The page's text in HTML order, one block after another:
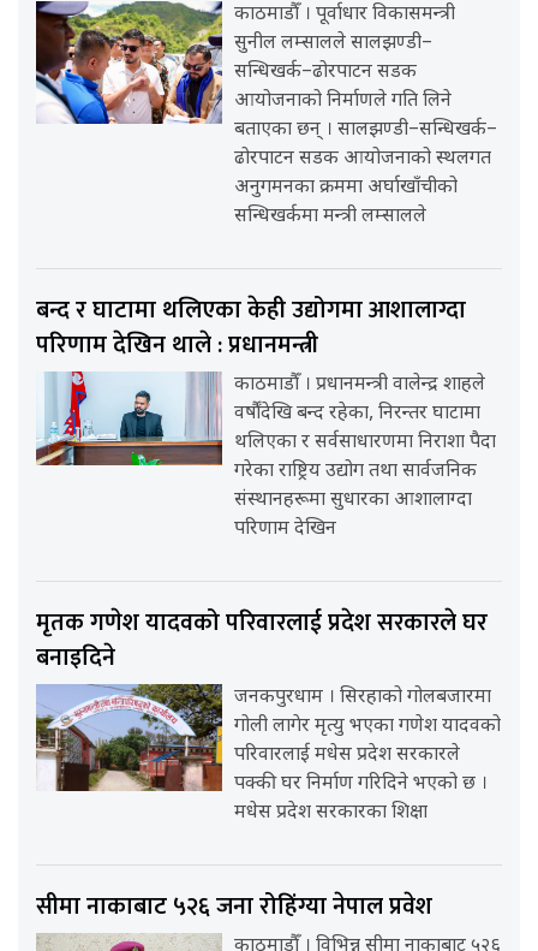
काठमाडौँ । पूर्वाधार विकासमन्त्री
सुनील लम्सालले सालझण्डी–
सन्धिखर्क–ढोरपाटन सडक
आयोजनाको निर्माणले गति लिने
बताएका छन् । सालझण्डी–सन्धिखर्क–
ढोरपाटन सडक आयोजनाको स्थलगत
अनुगमनका क्रममा अर्घाखाँचीको
सन्धिखर्कमा मन्त्री लम्सालले
बन्द र घाटामा थलिएका केही उद्योगमा आशालाग्दा
परिणाम देखिन थाले : प्रधानमन्त्री
काठमाडौँ । प्रधानमन्त्री वालेन्द्र शाहले
वर्षौंदेखि बन्द रहेका, निरन्तर घाटामा
थलिएका र सर्वसाधारणमा निराशा पैदा
गरेका राष्ट्रिय उद्योग तथा सार्वजनिक
संस्थानहरूमा सुधारका आशालाग्दा
परिणाम देखिन
मृतक गणेश यादवको परिवारलाई प्रदेश सरकारले घर
बनाइदिने
जनकपुरधाम । सिरहाको गोलबजारमा
गोली लागेर मृत्यु भएका गणेश यादवको
परिवारलाई मधेस प्रदेश सरकारले
पक्की घर निर्माण गरिदिने भएको छ ।
मधेस प्रदेश सरकारका शिक्षा
सीमा नाकाबाट ५२६ जना रोहिंग्या नेपाल प्रवेश